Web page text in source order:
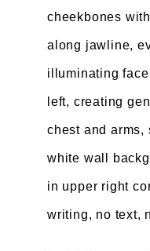
cheekbones
along jawline,
illuminating
left, creating
chest and arms,
white wall
in upper right
writing, no text,